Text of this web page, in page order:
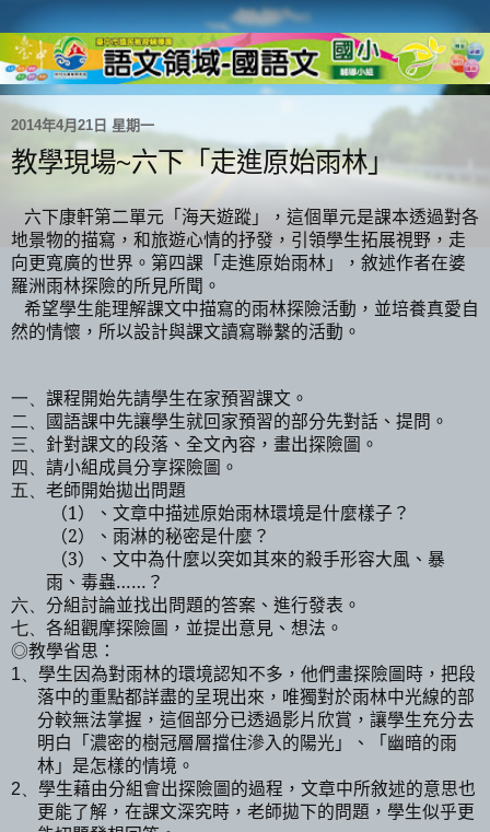
2014年4月21日 星期一
教學現場~六下「走進原始雨林」
六下康軒第二單元 「海天遊蹤」，這個單元是課本透過對各
地景物的描寫，和旅遊心情的抒發，引領學生拓展視野，走
向更寬廣的世界。第四課「走進原始雨林」，敘述作者在婆
羅洲雨林探險的所見所聞。
希望學生能理解課文中描寫的雨林探險活動，並培養真愛自
然的情懷，所以設計與課文讀寫聯繫的活動。
一、 課程開始先請學生在家預習課文。
二、 國語課中先讓學生就回家預習的部分先對話 、 提問 。
三、 針對課文的段落、全文內容，畫出探險圖。
四、 請小組成員分享探險圖 。
五、 老師開始拋出問題
（1）、文章中描述原始雨林環境是什麼樣子？
（2）、雨淋的秘密是什麼？
（3）、文中為什麼以突如其來的殺手形容大風、暴
雨、毒蟲…… ？
六、 分組討論並找出問題的答案 、 進行發表 。
七、 各組觀摩探險圖 ， 並提出意見 、 想法 。
◎教學省思 ：
1、 學生因為對雨林的環境認知不多 ， 他們畫探險圖時 ， 把段
落中的重點都詳盡的呈現出來 ， 唯獨對於雨林中光線的部
分較無法掌握 ， 這個部分已透過影片欣賞 ， 讓學生充分去
明白 「濃密的樹冠層層擋住滲入的陽光」、「幽暗的雨
林」是怎樣的情境。
2、 學生藉由分組會出探險圖的過程 ，文章中所敘述的意思也
更能了解，在課文深究時，老師拋下的問題，學生似乎更